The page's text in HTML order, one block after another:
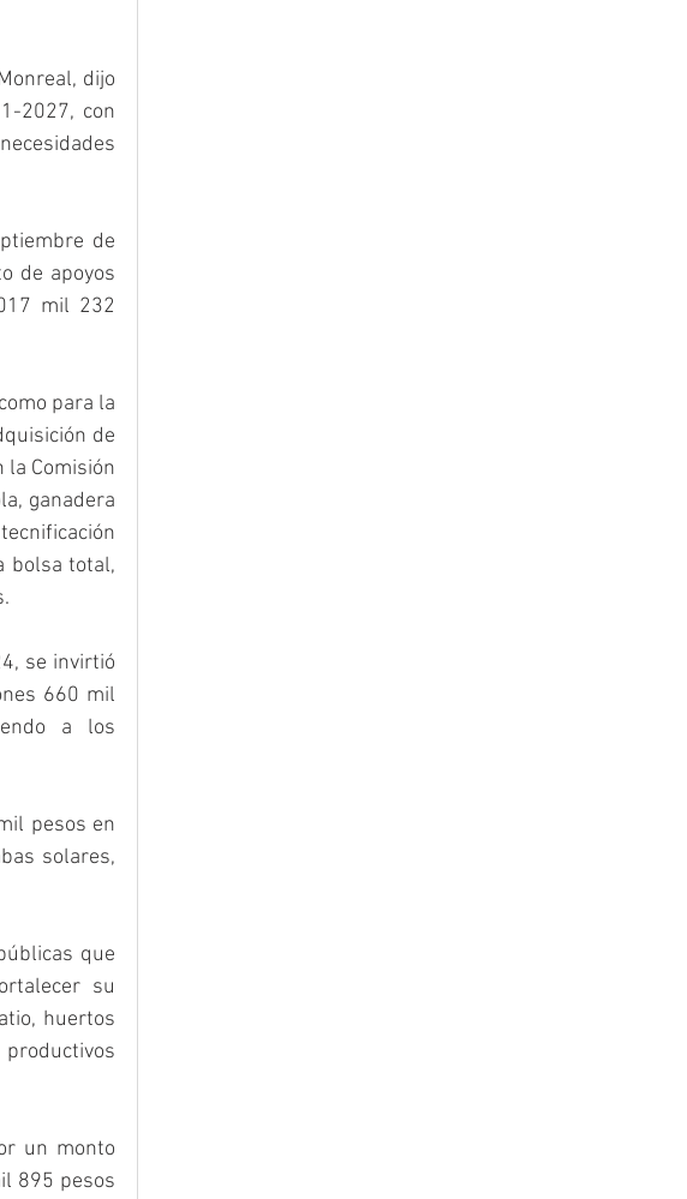
dijo
2027, con
de
de apoyos
mil 232
para la
de
la Comisión
ganadera
bolsa total,
se invirtió
660 mil
a los
pesos en
solares,
que
su
huertos
un monto
895 pesos